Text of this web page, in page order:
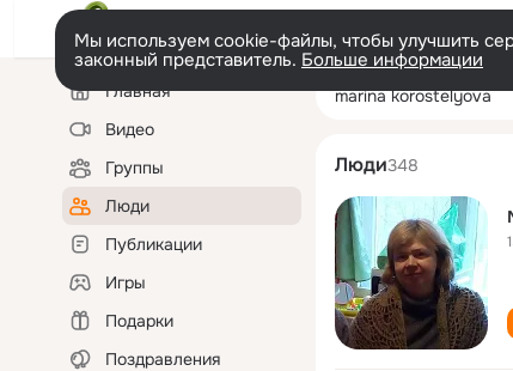
Мы используем cookie-файлы, чтобы улучшить
законный представитель. Больше информации
Левая
колонкаГлавная
Видео
Группы
Люди
Публикации
Игры
Подарки
Поздравления
marina
Люди348